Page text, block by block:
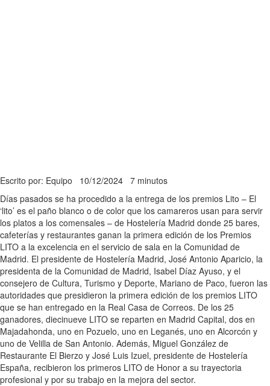
Escrito por: Equipo 10/12/2024 7 minutos
Días pasados se ha procedido a la entrega de los premios Lito – El
‘lito’ es el paño blanco o de color que los camareros usan para servir
los platos a los comensales – de Hostelería Madrid donde 25 bares,
cafeterías y restaurantes ganan la primera edición de los Premios
LITO a la excelencia en el servicio de sala en la Comunidad de
Madrid. El presidente de Hostelería Madrid, José Antonio Aparicio, la
presidenta de la Comunidad de Madrid, Isabel Díaz Ayuso, y el
consejero de Cultura, Turismo y Deporte, Mariano de Paco, fueron las
autoridades que presidieron la primera edición de los premios LITO
que se han entregado en la Real Casa de Correos. De los 25
ganadores, diecinueve LITO se reparten en Madrid Capital, dos en
Majadahonda, uno en Pozuelo, uno en Leganés, uno en Alcorcón y
uno de Velilla de San Antonio. Además, Miguel González de
Restaurante El Bierzo y José Luis Izuel, presidente de Hostelería
España, recibieron los primeros LITO de Honor a su trayectoria
profesional y por su trabajo en la mejora del sector.